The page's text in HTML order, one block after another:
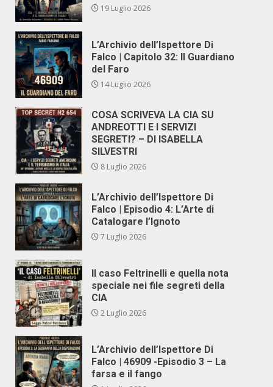
19 Luglio 2026
L’Archivio dell’Ispettore Di
Falco | Capitolo 32: Il Guardiano
del Faro
14 Luglio 2026
COSA SCRIVEVA LA CIA SU
ANDREOTTI E I SERVIZI
SEGRETI? – DI ISABELLA
SILVESTRI
8 Luglio 2026
L’Archivio dell’Ispettore Di
Falco | Episodio 4: L’Arte di
Catalogare l’Ignoto
7 Luglio 2026
Il caso Feltrinelli e quella nota
speciale nei file segreti della
CIA
2 Luglio 2026
L’Archivio dell’Ispettore Di
Falco | 46909 -Episodio 3 – La
farsa e il fango